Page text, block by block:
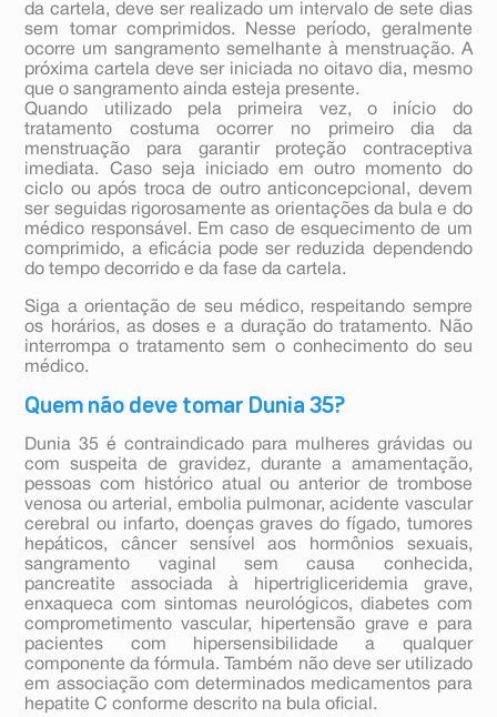
da cartela, deve ser realizado um intervalo de sete dias
sem tomar comprimidos. Nesse período, geralmente
ocorre um sangramento semelhante à menstruação. A
próxima cartela deve ser iniciada no oitavo dia, mesmo
que o sangramento ainda esteja presente.
Quando utilizado pela primeira vez, o início do
tratamento costuma ocorrer no primeiro dia da
menstruação para garantir proteção contraceptiva
imediata. Caso seja iniciado em outro momento do
ciclo ou após troca de outro anticoncepcional, devem
ser seguidas rigorosamente as orientações da bula e do
médico responsável. Em caso de esquecimento de um
comprimido, a eficácia pode ser reduzida dependendo
do tempo decorrido e da fase da cartela.
Siga a orientação de seu médico, respeitando sempre
os horários, as doses e a duração do tratamento. Não
interrompa o tratamento sem o conhecimento do seu
médico.
Quem não deve tomar Dunia 35?
Dunia 35 é contraindicado para mulheres grávidas ou
com suspeita de gravidez, durante a amamentação,
pessoas com histórico atual ou anterior de trombose
venosa ou arterial, embolia pulmonar, acidente vascular
cerebral ou infarto, doenças graves do fígado, tumores
hepáticos, câncer sensível aos hormônios sexuais,
sangramento vaginal sem causa conhecida,
pancreatite associada à hipertrigliceridemia grave,
enxaqueca com sintomas neurológicos, diabetes com
comprometimento vascular, hipertensão grave e para
pacientes com hipersensibilidade a qualquer
componente da fórmula. Também não deve ser utilizado
em associação com determinados medicamentos para
hepatite C conforme descrito na bula oficial.